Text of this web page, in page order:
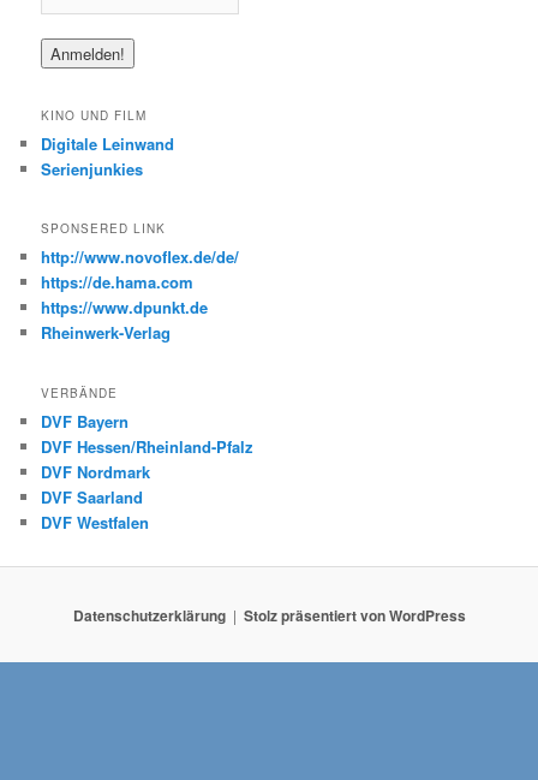
KINO UND FILM
Digitale Leinwand
Serienjunkies
SPONSERED LINK
http://www.novoflex.de/de/
https://de.hama.com
https://www.dpunkt.de
Rheinwerk-Verlag
VERBÄNDE
DVF Bayern
DVF Hessen/Rheinland-Pfalz
DVF Nordmark
DVF Saarland
DVF Westfalen
Datenschutzerklärung Stolz präsentiert von WordPress